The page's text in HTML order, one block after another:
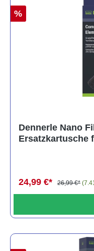
%
Dennerle Nano
Ersatzkartusche
24,99 €* 26,99 €*